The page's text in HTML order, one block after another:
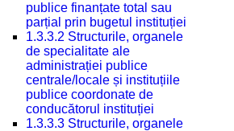
publice finanțate total sau
parțial prin bugetul instituției
1.3.3.2 Structurile, organele
de specialitate ale
administrației publice
centrale/locale și instituțiile
publice coordonate de
conducătorul instituției
1.3.3.3 Structurile, organele